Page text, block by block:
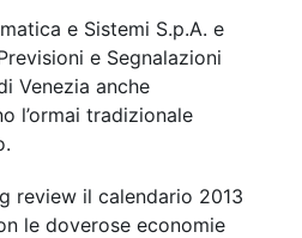
e Sistemi S.p.A. e
e Segnalazioni
Venezia anche
l’ormai tradizionale
review il calendario 2013
le doverose economie